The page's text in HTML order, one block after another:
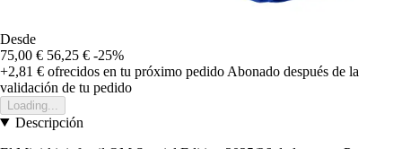
Desde
75,00 € 56,25 € -25%
+2,81 € ofrecidos en tu próximo pedido Abonado después de la
validación de tu pedido
Loading...
Descripción